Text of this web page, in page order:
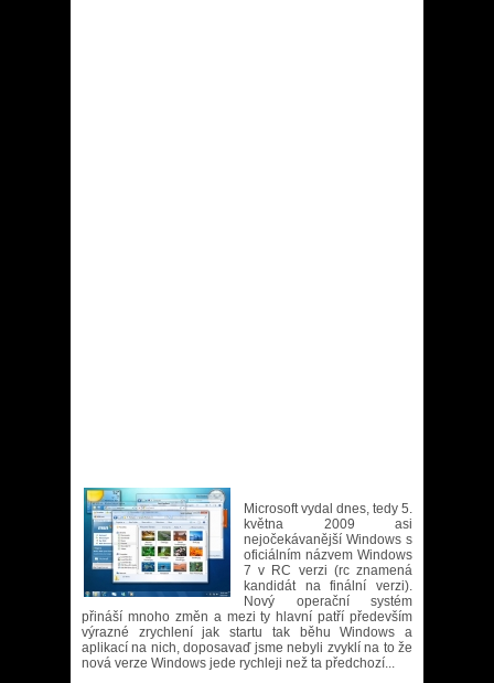
Microsoft vydal dnes, tedy 5.
května 2009 asi
nejočekávanější Windows s
oficiálním názvem Windows
7 v RC verzi (rc znamená
kandidát na finální verzi).
Nový operační systém
přináší mnoho změn a mezi ty hlavní patří především
výrazné zrychlení jak startu tak běhu Windows a
aplikací na nich, doposavaď jsme nebyli zvyklí na to že
nová verze Windows jede rychleji než ta předchozí...